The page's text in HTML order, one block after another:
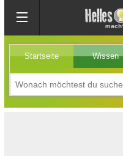
Startseite Wissen